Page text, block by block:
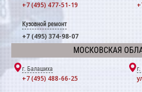
+7 (495) 477-51-19
Кузовной ремонт
+7 (495) 374-98-07
МОСКОВСКАЯ
г. Балашиха
+7 (495) 488-66-25